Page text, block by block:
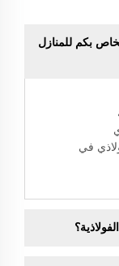
بكم للمنازل
في